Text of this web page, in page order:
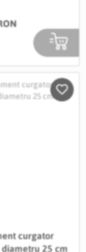
curgator
diametru 25 cm